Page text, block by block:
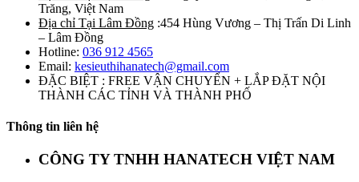
Trăng, Việt Nam
Địa chỉ Tại Lâm Đồng :454 Hùng Vương – Thị Trấn Di Linh
– Lâm Đồng
Hotline: 036 912 4565
Email: kesieuthihanatech@gmail.com
ĐẶC BIỆT : FREE VẬN CHUYỂN + LẮP ĐẶT NỘI
THÀNH CÁC TỈNH VÀ THÀNH PHỐ
Thông tin liên hệ
CÔNG TY TNHH HANATECH VIỆT NAM